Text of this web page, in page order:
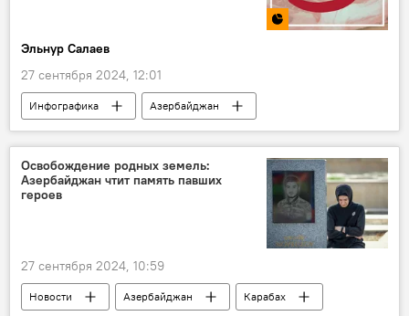
Эльнур Салаев
27 сентября 2024, 12:01
Инфографика
Азербайджан
Сельское хозяйство
ЕАЭС
Россия
Беларусь
Казахстан
молоко
Скот
Импорт
Освобождение родных земель:
Азербайджан чтит память павших
героев
27 сентября 2024, 10:59
Новости Азербайджан
Карабах